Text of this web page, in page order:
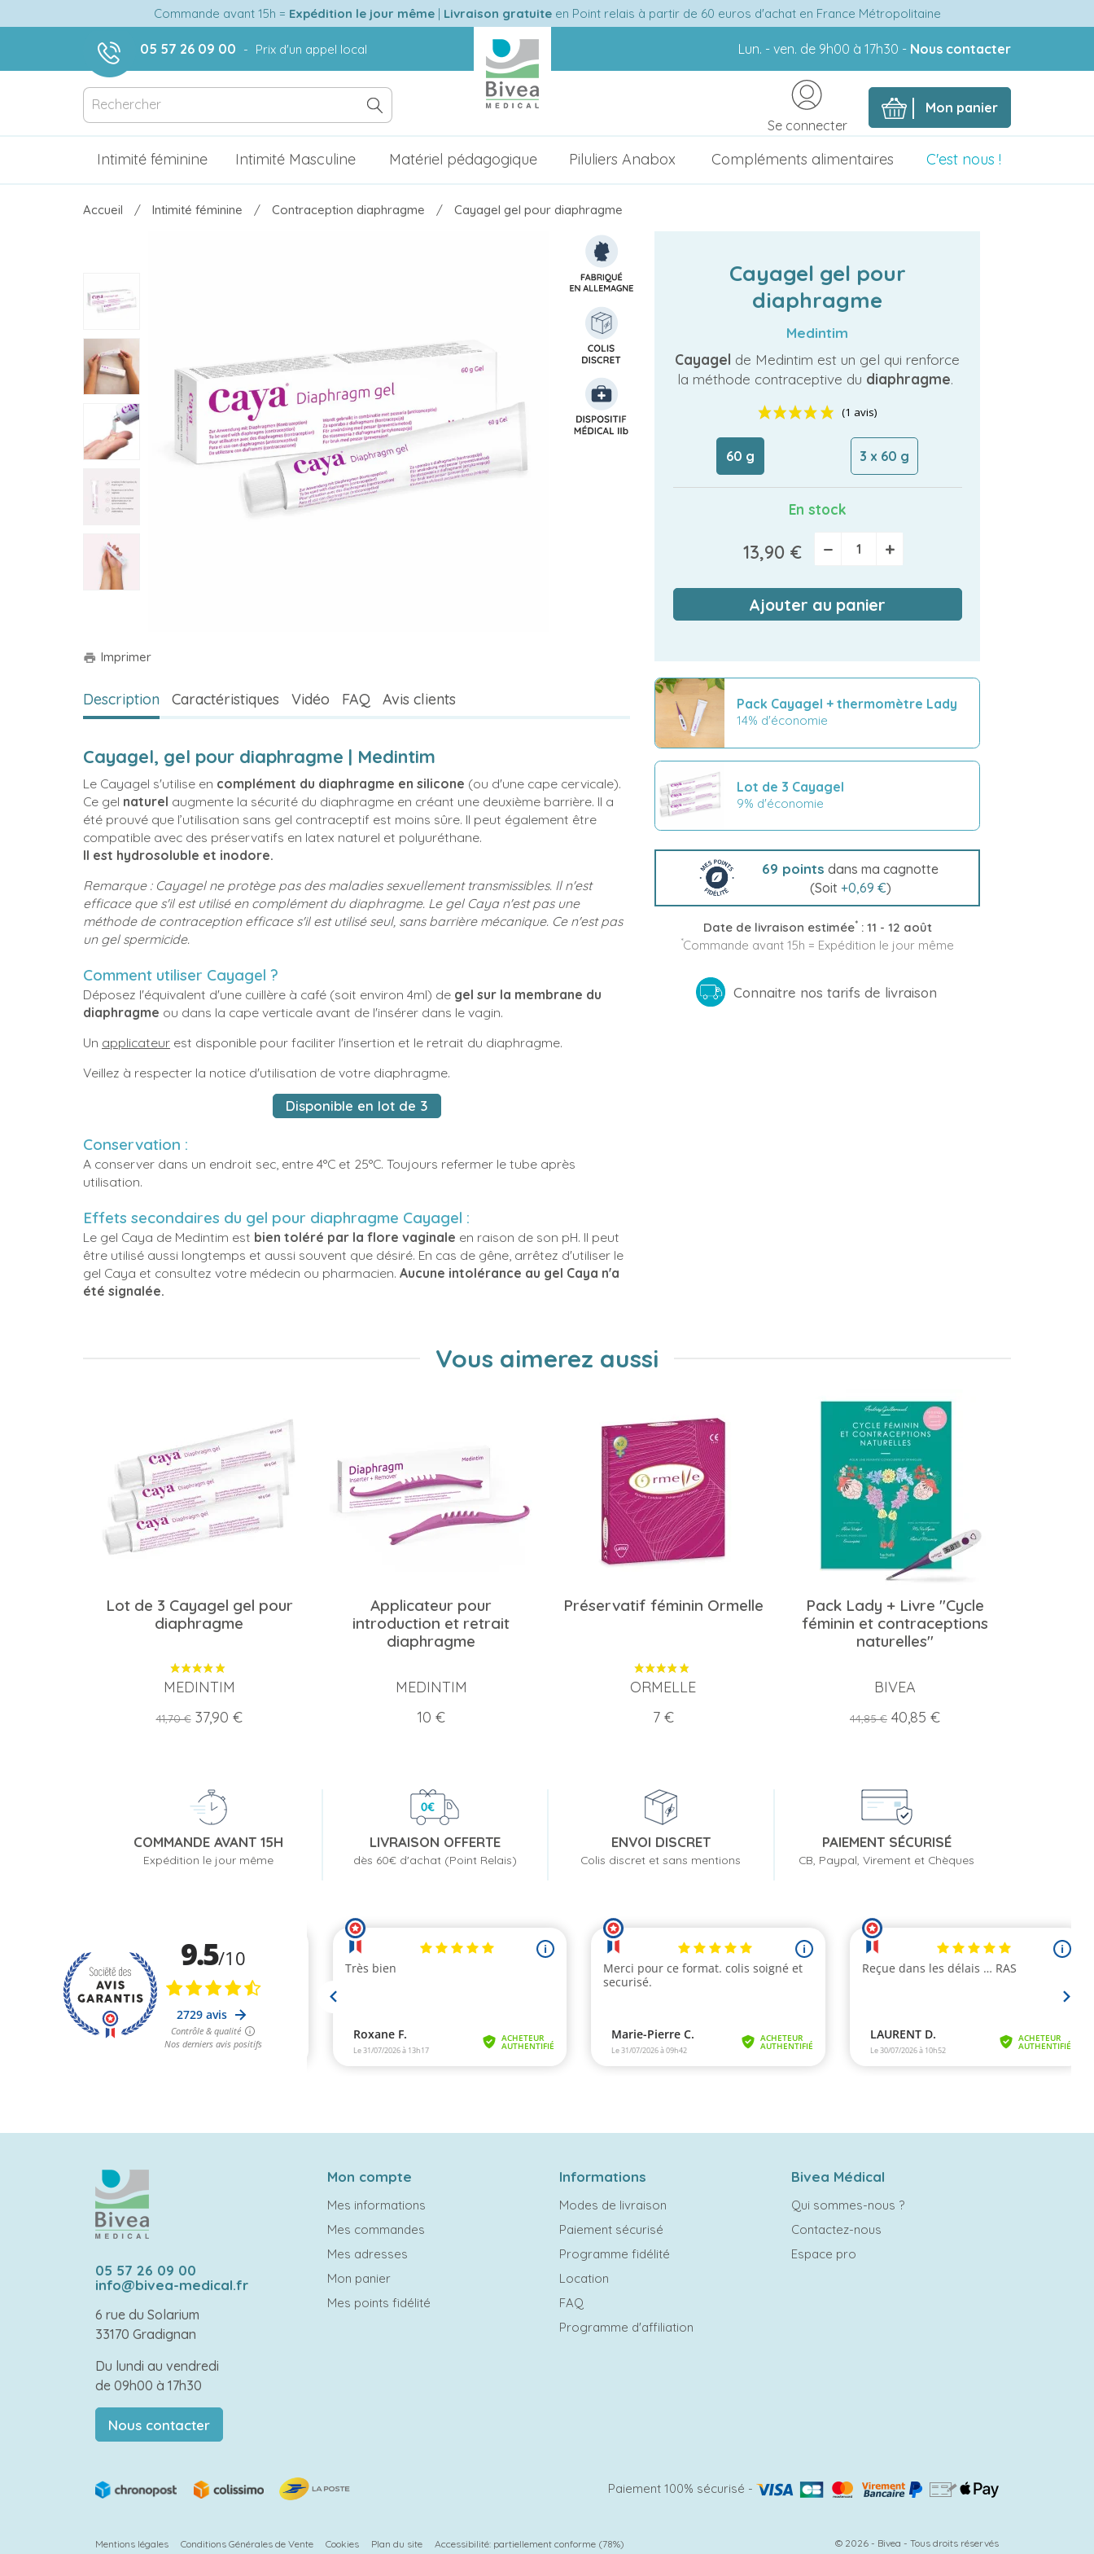
Commande avant 15h = Expédition le jour même| Livraison gratuiteen Point relais à partir de 60 euros d'achat en France Métropolitaine
05 57 26 09 00 - Prix d'un appel local Lun. - ven. de 9h00 à 17h30 - Nous contacter
Mon panier
Se connecter
Intimité féminine Intimité Masculine Matériel pédagogique Piluliers Anabox Compléments alimentaires C'est nous !
Accueil Intimité féminine Contraception diaphragme Cayagel gel pour diaphragme
print Imprimer
Cayagel gel pour
diaphragme
Medintim
Cayagel de Medintim est un gel qui renforce
la méthode contraceptive du diaphragme.
60 g 3 x 60 g
En stock
13,90 € − +
Ajouter au panier
Pack Cayagel + thermomètre Lady
14% d'économie
Lot de 3 Cayagel
9% d'économie
69 points dans ma cagnotte
(Soit +0,69 €)
Date de livraison estimée*: 11 - 12 août
*Commande avant 15h = Expédition le jour même
Connaitre nos tarifs de livraison
Description Caractéristiques Vidéo FAQ Avis clients
Cayagel, gel pour diaphragme | Medintim
Le Cayagel s'utilise en complément du diaphragme en silicone (ou d'une cape cervicale).
Ce gel naturel augmente la sécurité du diaphragme en créant une deuxième barrière. Il a
été prouvé que l’utilisation sans gel contraceptif est moins sûre. Il peut également être
compatible avec des préservatifs en latex naturel et polyuréthane.
Il est hydrosoluble et inodore.
Remarque : Cayagel ne protège pas des maladies sexuellement transmissibles. Il n'est
efficace que s'il est utilisé en complément du diaphragme. Le gel Caya n'est pas une
méthode de contraception efficace s'il est utilisé seul, sans barrière mécanique. Ce n'est pas
un gel spermicide.
Comment utiliser Cayagel ?
Déposez l'équivalent d'une cuillère à café (soit environ 4ml) de gel sur la membrane du
diaphragme ou dans la cape verticale avant de l'insérer dans le vagin.
Un applicateur est disponible pour faciliter l'insertion et le retrait du diaphragme.
Veillez à respecter la notice d'utilisation de votre diaphragme.
Disponible en lot de 3
Conservation :
A conserver dans un endroit sec, entre 4°C et 25°C. Toujours refermer le tube après
utilisation.
Effets secondaires du gel pour diaphragme Cayagel :
Le gel Caya de Medintim est bien toléré par la flore vaginale en raison de son pH. Il peut
être utilisé aussi longtemps et aussi souvent que désiré. En cas de gêne, arrêtez d'utiliser le
gel Caya et consultez votre médecin ou pharmacien. Aucune intolérance au gel Caya n'a
été signalée.
Vous aimerez aussi
Lot de 3 Cayagel gel pour
diaphragme
MEDINTIM
Prix
41,70 € Prix
37,90 €
Applicateur pour
introduction et retrait
diaphragme
MEDINTIM
Prix
10 €
Préservatif féminin Ormelle
ORMELLE
Prix
7 €
Pack Lady + Livre "Cycle
féminin et contraceptions
naturelles"
BIVEA
Prix
44,85 € Prix
40,85 €
COMMANDE AVANT 15H
Expédition le jour même
LIVRAISON OFFERTE
dès 60€ d'achat (Point Relais)
ENVOI DISCRET
Colis discret et sans mentions
PAIEMENT SÉCURISÉ
CB, Paypal, Virement et Chèques
05 57 26 09 00
info@bivea-medical.fr
6 rue du Solarium
33170 Gradignan
Du lundi au vendredi
de 09h00 à 17h30
Nous contacter
Mon compte
Mes informations
Mes commandes
Mes adresses
Mon panier
Mes points fidélité
Informations
Modes de livraison
Paiement sécurisé
Programme fidélité
Location
FAQ
Programme d'affiliation
Bivea Médical
Qui sommes-nous ?
Contactez-nous
Espace pro
Paiement 100% sécurisé -
Mentions légales Conditions Générales de Vente Cookies Plan du site Accessibilité: partiellement conforme (78%) © 2026 - Bivea - Tous droits réservés